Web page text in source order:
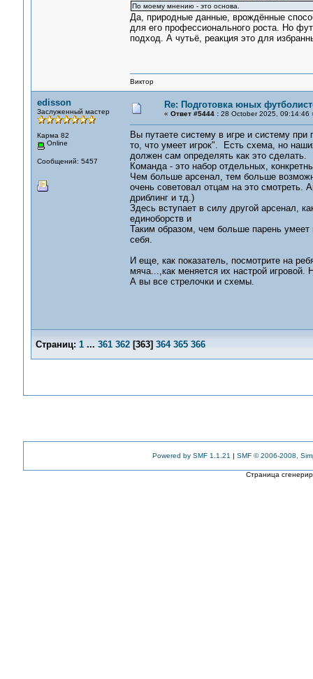
По моему мнению - это основа.
Да, природные данные, врождённые
для его профессионального роста. Но
подход. А чутьё, реакция это для
Виктор
edisson
Заслуженный мастер
Карма 82
Online
Сообщений: 5457
Re: Подготовка юных
« Ответ #5444 :28 October 2025, 09:14:46
Вы путаете систему в игре и систему
то, что умеет игрок". Есть схема, но
должен сам определять как это сделать.
Команда - это набор отдельных,
Чем больше арсенал, тем больше
очень советовал отцам на это
дриблинг и тд.)
Здесь вступает в силу другой арсенал,
единоборств и
Таким образом, чем больше парень умеет
себя.
И еще, как показатель, посмотрите на
мяча...,как меняется их настрой игровой.
А вы все стрелочки и схемы.
Страниц: 1 ... 361 362[363] 364 365 366
Powered by SMF 1.1.21 | SMF © 2006-2008,
Страница